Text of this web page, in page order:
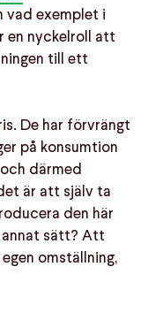
vad exemplet i
en nyckelroll att
till ett
De har förvrängt
på konsumtion
därmed
är att själv ta
den här
sätt? Att
omställning,